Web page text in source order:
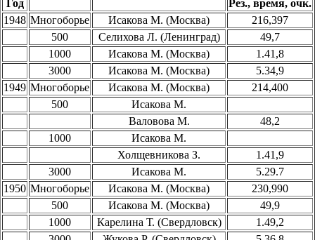
Год
Рез., время, очк.
1948 Многоборье Исакова М. (Москва)
216,397
500
Селихова Л. (Ленинград)
49,7
1000
Исакова М. (Москва)
1.41,8
3000
Исакова М. (Москва)
5.34,9
1949 Многоборье Исакова М. (Москва)
214,400
500
Исакова М.
Валовова М.
48,2
1000
Исакова М.
Холщевникова З.
1.41,9
3000
Исакова М.
5.29.7
1950 Многоборье Исакова М. (Москва)
230,990
500
Исакова М. (Москва)
49,9
1000
Карелина Т. (Свердловск)
1.49,2